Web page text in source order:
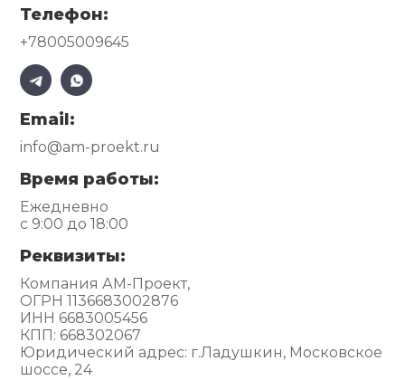
Телефон:
+78005009645
Email:
info@am-proekt.ru
Время работы:
Ежедневно
с 9:00 до 18:00
Реквизиты:
Компания АМ-Проект,
ОГРН 1136683002876
ИНН 6683005456
КПП: 668302067
Юридический адрес: г.Ладушкин, Московское
шоссе, 24